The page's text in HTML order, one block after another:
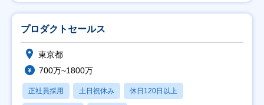
プロダクトセールス
東京都
700万~1800万
正社員採用 土日祝休み 休日120日以上